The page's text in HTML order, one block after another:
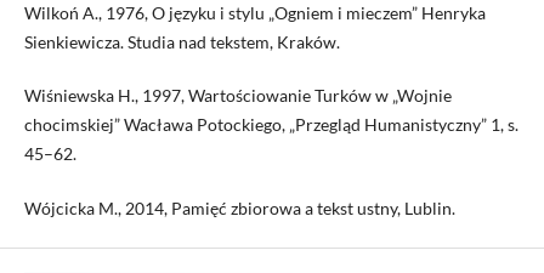
Wilkoń A., 1976, O języku i stylu „Ogniem i mieczem” Henryka
Sienkiewicza. Studia nad tekstem, Kraków.
Wiśniewska H., 1997, Wartościowanie Turków w „Wojnie
chocimskiej” Wacława Potockiego, „Przegląd Humanistyczny” 1, s.
45–62.
Wójcicka M., 2014, Pamięć zbiorowa a tekst ustny, Lublin.